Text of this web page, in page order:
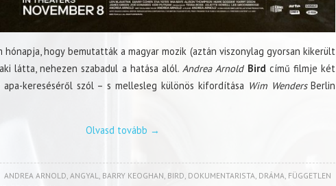
hónapja, hogy bemutatták a magyar mozik (aztán viszonylag gyorsan kikerült
látta, nehezen szabadul a hatása alól.Andrea Arnold Bird című filmje két
kereséséről szól – s mellesleg különös kifordítása Wim WendersBerlin
Olvasd tovább →
ANDREA ARNOLD, ANGYAL, BARRY KEOGHAN, BIRD, DOKUMENTARISTA, DRÁMA, FÜGGETLEN